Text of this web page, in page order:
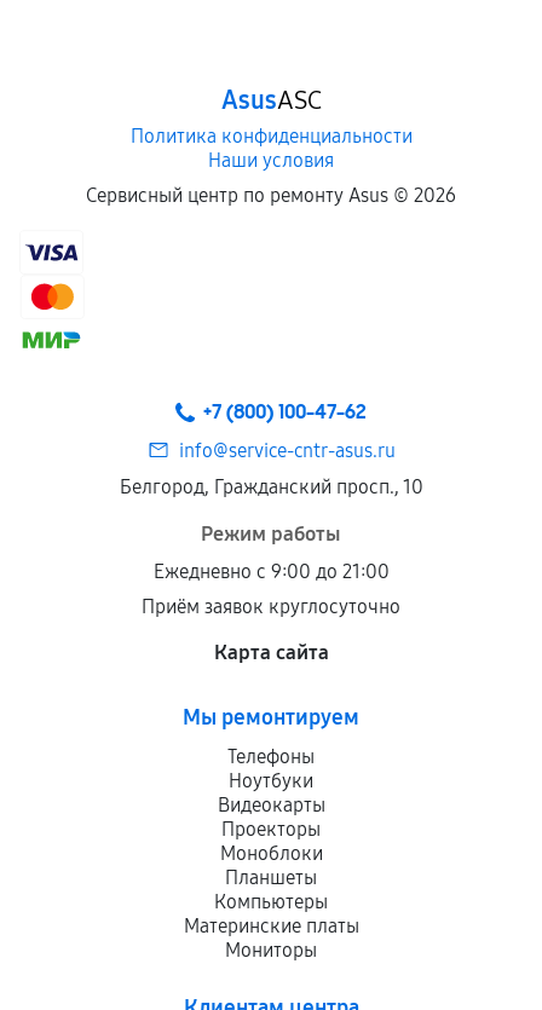
AsusASC
Политика конфиденциальности
Наши условия
Сервисный центр по ремонту Asus © 2026
+7 (800) 100-47-62
info@service-cntr-asus.ru
Белгород, Гражданский просп., 10
Режим работы
Ежедневно с 9:00 до 21:00
Приём заявок круглосуточно
Карта сайта
Мы ремонтируем
Телефоны
Ноутбуки
Видеокарты
Проекторы
Моноблоки
Планшеты
Компьютеры
Материнские платы
Мониторы